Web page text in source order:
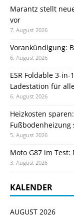
Marantz stellt
vor
7. August 2026
Vorankündigung:
6. August 2026
ESR Foldable 3-
Ladestation für
6. August 2026
Heizkosten
Fußbodenheizung
5. August 2026
Moto G87 im
3. August 2026
KALENDER
AUGUST 2026